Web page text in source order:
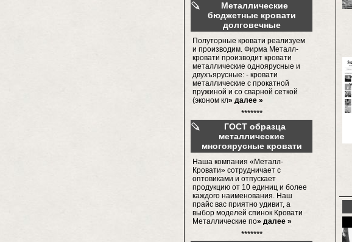
Металлические
бюджетные кровати
долговечные
Полуторные кровати реализуем
и производим. Фирма Металл-
кровати производит кровати
металлические одноярусные и
двухъярусные: - кровати
металлические с прокатной
пружиной и со сварной сеткой
(эконом кл» далее »
*******
ГОСТ образца
металлические
многоярусные кровати
Наша компания «Металл-
Кровати» сотрудничает с
оптовиками и отпускает
продукцию от 10 единиц и более
каждого наименования. Наш
прайс вас приятно удивит, а
выбор моделей спинок Кровати
Металлические по» далее »
*******